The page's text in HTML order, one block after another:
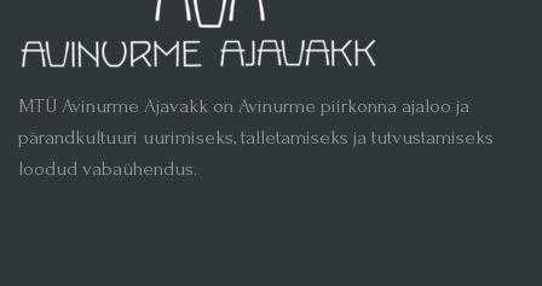
MTÜ Avinurme Ajavakk on Avinurme piirkonna ajaloo ja
pärandkultuuri uurimiseks, talletamiseks ja tutvustamiseks
loodud vabaühendus.